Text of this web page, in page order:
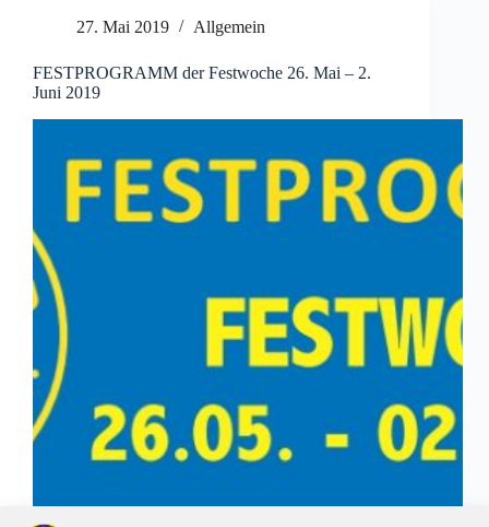
27. Mai 2019 Allgemein
FESTPROGRAMM der Festwoche 26. Mai – 2.
Juni 2019